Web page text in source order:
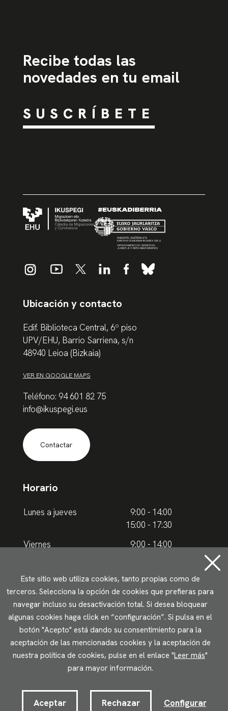
Recibe todas las
novedades en tu email
SUSCRÍBETE
Ubicación y contacto
Edif. Biblioteca Central, 6º piso
UPV/EHU, Barrio Sarriena, s/n
48940 Leioa (Bizkaia)
VER EN GOOGLE MAPS
Teléfono: 94 601 82 75
info@ikuspegi.eus
Contactar
Horario
Lunes a jueves
9:00 - 14:00
15:00 - 17:30
Viernes
9:00 - 14:00
Horario de verano
Lunes a jueves
9.00 - 15.00
Viernes
9:00 - 14:00
Aviso legal Política de privacidad
Uso de cookies
Accesibilidad
Este sitio web utiliza cookies, tanto propias como de
terceros. Selecciona la opción de cookies que prefieras para
navegar incluso su desactivación total. Si desea bloquear
algunas cookies haga click en “configuración”. Si pulsa en el
botón "Acepto" está dando su consentimiento para la
aceptación de las mencionadas cookies y la aceptación de
nuestra política de cookies, pulse en el enlace "Leer más"
para mayor información.
Aceptar Rechazar Configurar